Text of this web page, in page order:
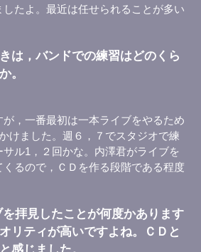
たよ。最近は任せられることが多い
は，バンドでの練習はどのくら
。
，一番最初は一本ライブをやるため
けました。週６，７でスタジオで練
ル1，２回かな。内澤君がライブを
るので，ＣＤを作る段階である程度
拝見したことが何度かあります
リティが高いですよね。ＣＤと